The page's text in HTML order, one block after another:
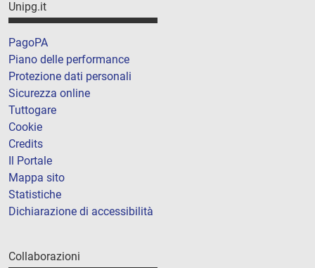
Unipg.it
PagoPA
Piano delle performance
Protezione dati personali
Sicurezza online
Tuttogare
Cookie
Credits
Il Portale
Mappa sito
Statistiche
Dichiarazione di accessibilità
Collaborazioni